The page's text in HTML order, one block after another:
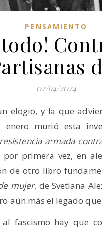
PENSAMIENTO
todo!
02/04/2024
elogio, y la que
murió esta
armada
primera vez, en
de otro libro
mujer, de Svetlana
aún más el legado
fascismo hay que